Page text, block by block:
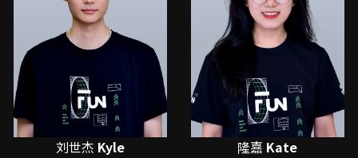
刘世杰 Kyle
隆嘉 Kate